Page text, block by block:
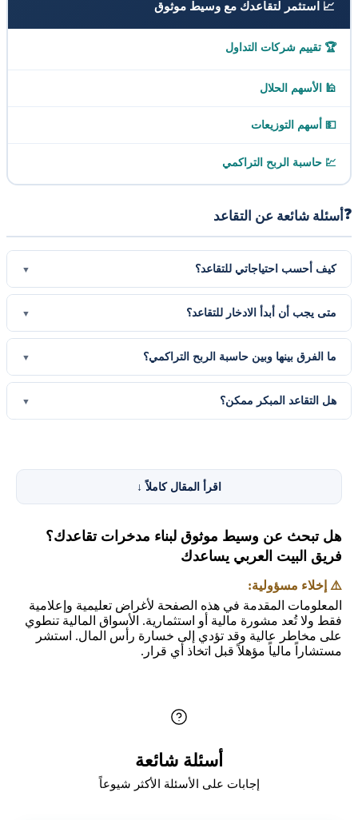
📈 استثمر لتقاعدك مع وسيط موثوق
🏆 تقييم شركات التداول
🕌 الأسهم الحلال
💵 أسهم التوزيعات
💹 حاسبة الربح التراكمي
❓ أسئلة شائعة عن التقاعد
كيف أحسب احتياجاتي للتقاعد؟ ▼
قدّر ادخارك الشهري والعائد السنوي المتوقع وعدد السنوات حتى التقاعد.
تحسب الأداة قيمة مدخراتك المستقبلية بالعائد المركّب، ثم تقسّمها على
سنوات التقاعد لتقدير دخلك الشهري.
متى يجب أن أبدأ الادخار للتقاعد؟ ▼
كلما بدأت أبكر كان أفضل، لأن العائد المركّب يضاعف مدخراتك على
سنوات أطول. حتى المبالغ الصغيرة المستثمرة مبكراً قد تتجاوز مبالغ أكبر
تُستثمر متأخراً.
ما الفرق بينها وبين حاسبة الربح التراكمي؟ ▼
حاسبة التقاعد مصمَّمة للتخطيط بالعمر: تدخل عمرك وسن التقاعد، وتعطيك
حجم الصندوق والدخل الشهري المتوقع بعد التقاعد. أما حاسبة الربح
التراكمي فعامة لأي هدف ادخاري.
هل التقاعد المبكر ممكن؟ ▼
اقرأ المقال كاملاً ↓
هل تبحث عن وسيط موثوق لبناء مدخرات تقاعدك؟
فريق البيت العربي يساعدك
⚠️ إخلاء مسؤولية:
المعلومات المقدمة في هذه الصفحة لأغراض تعليمية وإعلامية
فقط ولا تُعد مشورة مالية أو استثمارية. الأسواق المالية تنطوي
على مخاطر عالية وقد تؤدي إلى خسارة رأس المال. استشر
مستشاراً مالياً مؤهلاً قبل اتخاذ أي قرار.
أسئلة شائعة
إجابات على الأسئلة الأكثر شيوعاً